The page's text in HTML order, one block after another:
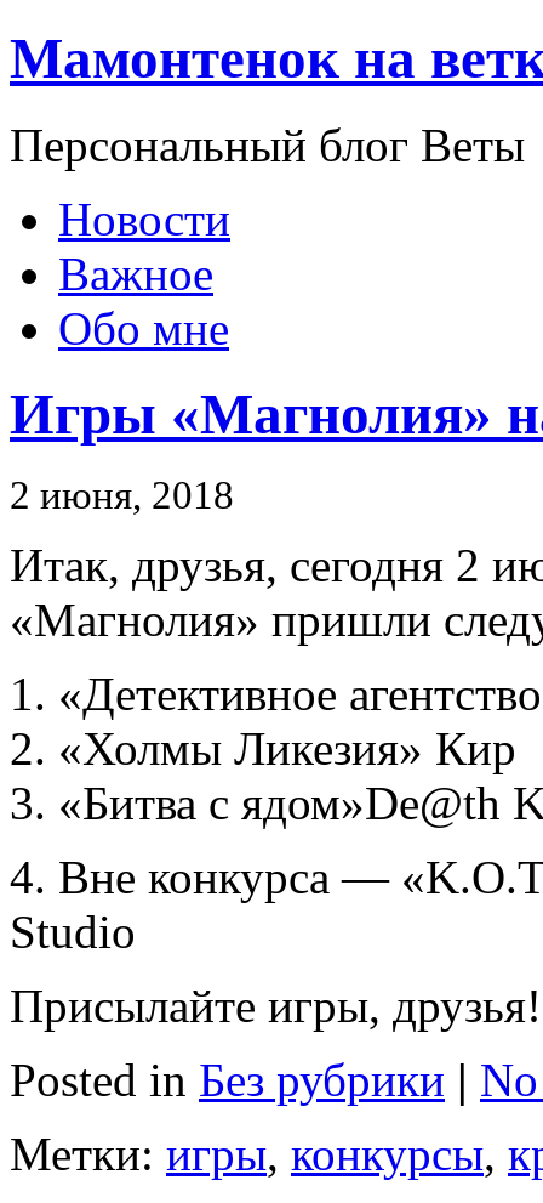
Мамонтенок на
Персональный блог Веты
Новости
Важное
Обо мне
Игры «Магнолия»
2 июня, 2018
Итак, друзья, сегодня 2
«Магнолия» пришли
«Детективное
«Холмы Ликезия» Кир
«Битва с ядом»De@th
4. Вне конкурса —
Studio
Присылайте игры,
Posted in Без рубрики |
Метки: игры, конкурсы,